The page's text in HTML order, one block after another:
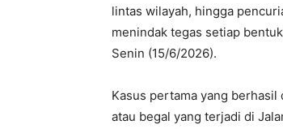
lintas wilayah, hingga
menindak tegas setiap
Senin (15/6/2026).
Kasus pertama yang
atau begal yang terjadi di